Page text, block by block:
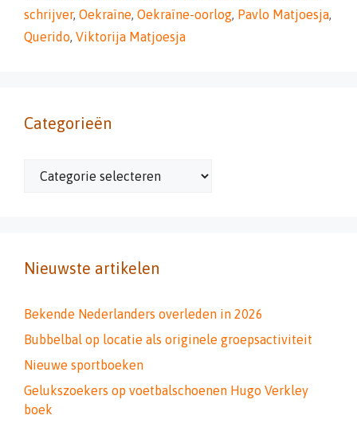
schrijver, Oekraïne, Oekraïne-oorlog, Pavlo Matjoesja,
Querido, Viktorija Matjoesja
Categorieën
Categorieën
Nieuwste artikelen
Bekende Nederlanders overleden in 2026
Bubbelbal op locatie als originele groepsactiviteit
Nieuwe sportboeken
Gelukszoekers op voetbalschoenen Hugo Verkley
boek